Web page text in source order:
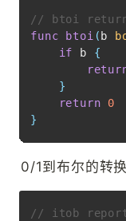
// btoi
func
btoi (b
if b {
}
return
0
}
0/1到布尔的转换
// itob